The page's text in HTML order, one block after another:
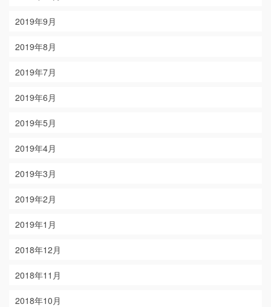
2019年9月
2019年8月
2019年7月
2019年6月
2019年5月
2019年4月
2019年3月
2019年2月
2019年1月
2018年12月
2018年11月
2018年10月